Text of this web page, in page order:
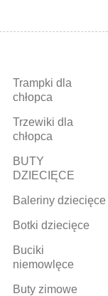
Trampki dla
chłopca
Trzewiki dla
chłopca
BUTY
DZIECIĘCE
Baleriny dziecięce
Botki dziecięce
Buciki
niemowlęce
Buty zimowe